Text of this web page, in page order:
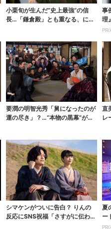
小栗旬が生んだ“史上最強”の信
長…「鎌倉殿」とも重なる、にじ
事
理』
要潤の明智光秀「舅になったのが
運の尽き」？…“本物の黒幕”が最
直
レ
シマケンがついに告白？ りんの
反応にSNS祝福「さすがに伝わっ
夏
ー